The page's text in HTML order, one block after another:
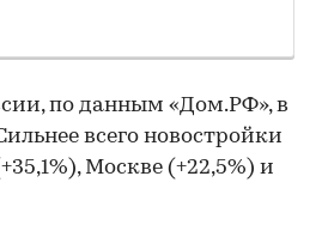
по данным «Дом.РФ», в
всего новостройки
Москве (+22,5%) и